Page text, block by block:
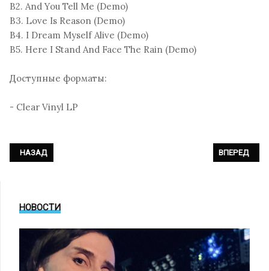
B2. And You Tell Me (Demo)
B3. Love Is Reason (Demo)
B4. I Dream Myself Alive (Demo)
B5. Here I Stand And Face The Rain (Demo)
Доступные форматы:
- Clear Vinyl LP
ПРЕДЫДУЩИЙ: PET SHOP BOYS - «DISCO 5»
НАЗАД СЛЕДУЮЩИЙ:
ВПЕРЕД
НОВОСТИ